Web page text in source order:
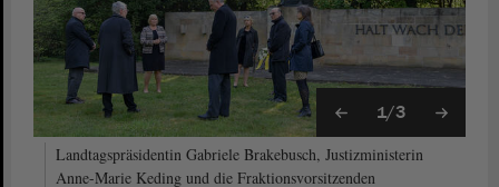
1/3
Landtagspräsidentin Gabriele Brakebusch, Justizministerin
Anne-Marie Keding und die Fraktionsvorsitzenden